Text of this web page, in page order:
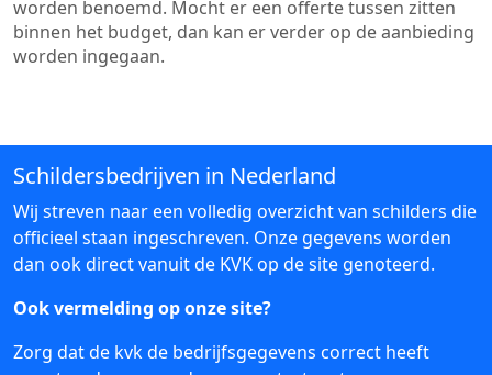
worden benoemd. Mocht er een offerte tussen zitten
binnen het budget, dan kan er verder op de aanbieding
worden ingegaan.
Schildersbedrijven in Nederland
Wij streven naar een volledig overzicht van schilders die
officieel staan ingeschreven. Onze gegevens worden
dan ook direct vanuit de KVK op de site genoteerd.
Ook vermelding op onze site?
Zorg dat de kvk de bedrijfsgegevens correct heeft